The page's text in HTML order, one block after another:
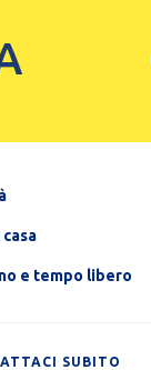
casa
e tempo libero
SUBITO